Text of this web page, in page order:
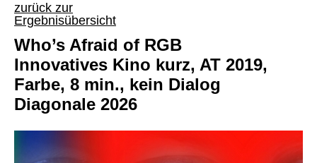
zurück zur
Ergebnisübersicht
Who’s Afraid of RGB
Innovatives Kino kurz, AT 2019,
Farbe, 8 min., kein Dialog
Diagonale 2026